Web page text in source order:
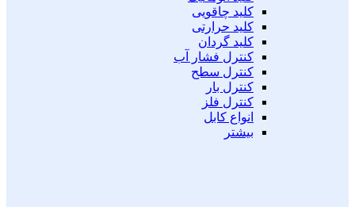
کلید چاقویی
کلید حرارتی
کلید گردان
کنترل فشار آب
کنترل سطح
کنترل بار
کنترل فلز
انواع کابل
بیشتر